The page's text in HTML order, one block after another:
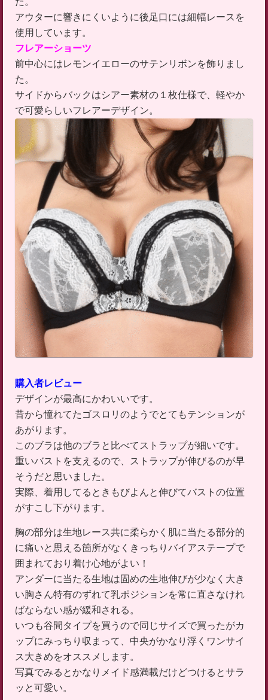
アウターに響きにくいように後足口には細幅レースを
使用しています。
フレアーショーツ
前中心にはレモンイエローのサテンリボンを飾りまし
た。
サイドからバックはシアー素材の１枚仕様で、軽やか
で可愛らしいフレアーデザイン。
購入者レビュー
デザインが最高にかわいいです。
昔から憧れてたゴスロリのようでとてもテンションが
あがります。
このブラは他のブラと比べてストラップが細いです。
重いバストを支えるので、ストラップが伸びるのが早
そうだと思いました。
実際、着用してるときもびよんと伸びてバストの位置
がすこし下がります。
胸の部分は生地レース共に柔らかく肌に当たる部分的
に痛いと思える箇所がなくきっちりバイアステープで
囲まれており着け心地がよい！
アンダーに当たる生地は固めの生地伸びが少なく大き
い胸さん特有のずれて乳ポジションを常に直さなけれ
ばならない感が緩和される。
いつも谷間タイプを買うので同じサイズで買ったがカ
ップにみっちり収まって、中央がかなり浮くワンサイ
ス大きめをオススメします。
写真でみるとかなりメイド感満載だけどつけるとサラ
ッと可愛い。